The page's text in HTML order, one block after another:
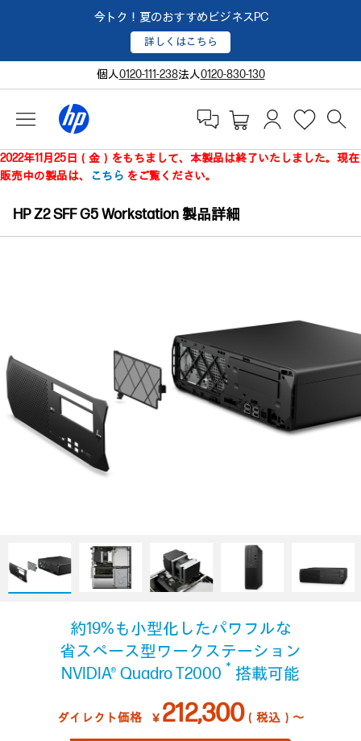
今トク！夏のおすすめビジネスPC
詳しくはこちら
個人0120-111-238法人0120-830-130
2022年11月25日（金）をもちまして、本製品は終了いたしました。現在
販売中の製品は、
こちら をご覧ください。
HP Z2 SFF G5 Workstation 製品詳細
約19%も小型化したパワフルな
省スペース型ワークステーション
NVIDIA® Quadro T2000 ＊ 搭載可能
ダイレクト価格 ￥ 212,300（税込）～